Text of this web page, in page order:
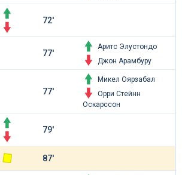
72'
77'
Аритс Элустондо
Джон Арамбуру
77'
Микел Оярзабал
Орри Стейнн
Оскарссон
79'
87'